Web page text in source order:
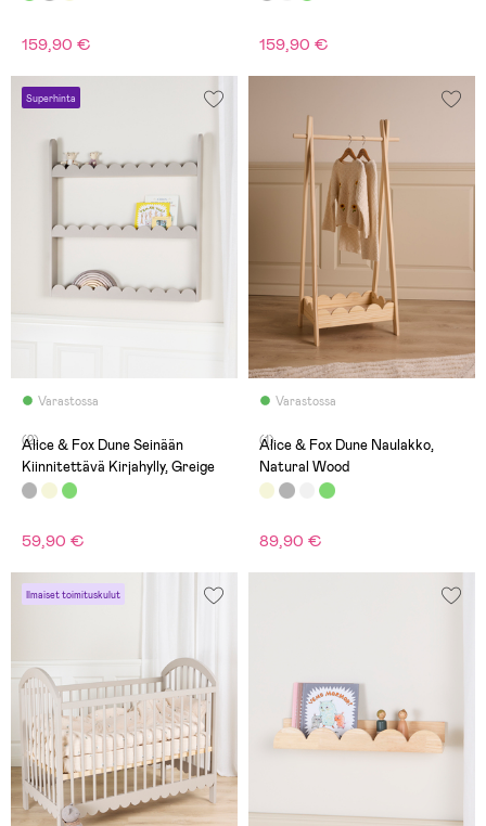
159,90 € 159,90 €
Superhinta
Varastossa
(2)
Alice & Fox Dune Seinään
Kiinnitettävä Kirjahylly, Greige
59,90 €
Varastossa
(1)
Alice & Fox Dune Naulakko,
Natural Wood
89,90 €
Ilmaiset toimituskulut